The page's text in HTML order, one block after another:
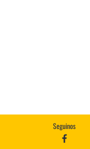
Seguinos